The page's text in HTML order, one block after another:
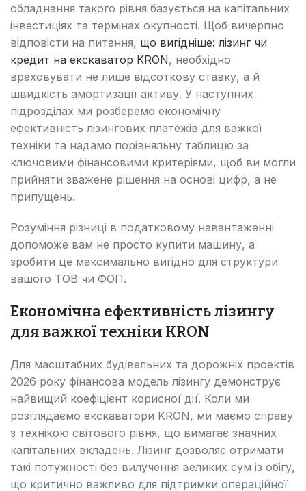
обладнання такого рівня базується на капітальних
інвестиціях та термінах окупності. Щоб вичерпно
відповісти на питання, що вигідніше: лізинг чи
кредит на екскаватор KRON, необхідно
враховувати не лише відсоткову ставку, а й
швидкість амортизації активу. У наступних
підрозділах ми розберемо економічну
ефективність лізингових платежів для важкої
техніки та надамо порівняльну таблицю за
ключовими фінансовими критеріями, щоб ви могли
прийняти зважене рішення на основі цифр, а не
припущень.
Розуміння різниці в податковому навантаженні
допоможе вам не просто купити машину, а
зробити це максимально вигідно для структури
вашого ТОВ чи ФОП.
Економічна ефективність лізингу
для важкої техніки KRON
Для масштабних будівельних та дорожніх проектів
2026 року фінансова модель лізингу демонструє
найвищий коефіцієнт корисної дії. Коли ми
розглядаємо екскаватори KRON, ми маємо справу
з технікою світового рівня, що вимагає значних
капітальних вкладень. Лізинг дозволяє отримати
такі потужності без вилучення великих сум із обігу,
що критично важливо для підтримки операційної